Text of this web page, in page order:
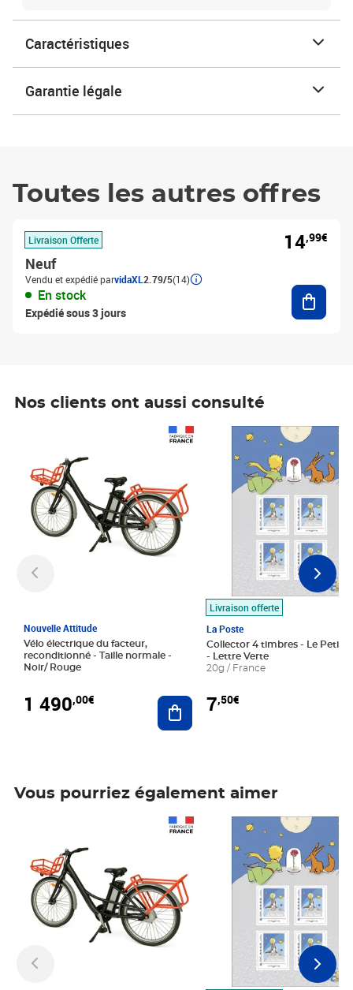
Caractéristiques
Garantie légale
Toutes les autres offres
Livraison Offerte
Neuf
Vendu et expédié parvidaXL 2.79/5(14)
En stock
Expédié sous 3 jours
14,99€
Nos clients ont aussi consulté
Nouvelle Attitude
Vélo électrique du facteur,
reconditionné - Taille normale -
Noir/ Rouge
1 490,00€ Ajouter au panier
Livraison offerte
La Poste
Collector 4 timbres - Le Petit
- Lettre Verte
20g / France
7,50€
Prix 7,50€
Vous pourriez également aimer
Prix 7,50€